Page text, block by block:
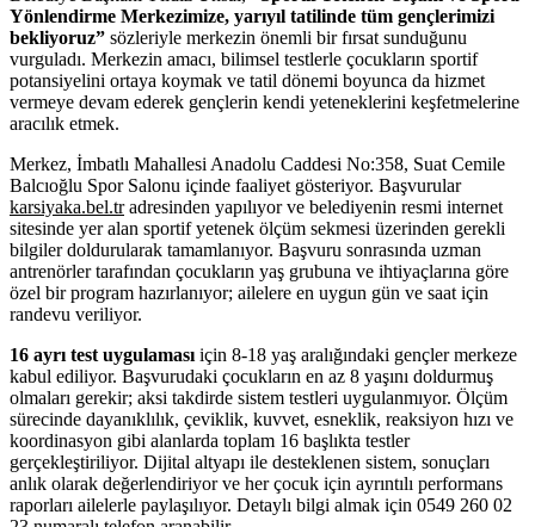
Yönlendirme Merkezimize, yarıyıl tatilinde tüm gençlerimizi
bekliyoruz” sözleriyle merkezin önemli bir fırsat sunduğunu
vurguladı. Merkezin amacı, bilimsel testlerle çocukların sportif
potansiyelini ortaya koymak ve tatil dönemi boyunca da hizmet
vermeye devam ederek gençlerin kendi yeteneklerini keşfetmelerine
aracılık etmek.
Merkez, İmbatlı Mahallesi Anadolu Caddesi No:358, Suat Cemile
Balcıoğlu Spor Salonu içinde faaliyet gösteriyor. Başvurular
karsiyaka.bel.tradresinden yapılıyor ve belediyenin resmi internet
sitesinde yer alan sportif yetenek ölçüm sekmesi üzerinden gerekli
bilgiler doldurularak tamamlanıyor. Başvuru sonrasında uzman
antrenörler tarafından çocukların yaş grubuna ve ihtiyaçlarına göre
özel bir program hazırlanıyor; ailelere en uygun gün ve saat için
randevu veriliyor.
16 ayrı test uygulaması için 8-18 yaş aralığındaki gençler merkeze
kabul ediliyor. Başvurudaki çocukların en az 8 yaşını doldurmuş
olmaları gerekir; aksi takdirde sistem testleri uygulanmıyor. Ölçüm
sürecinde dayanıklılık, çeviklik, kuvvet, esneklik, reaksiyon hızı ve
koordinasyon gibi alanlarda toplam 16 başlıkta testler
gerçekleştiriliyor. Dijital altyapı ile desteklenen sistem, sonuçları
anlık olarak değerlendiriyor ve her çocuk için ayrıntılı performans
raporları ailelerle paylaşılıyor. Detaylı bilgi almak için 0549 260 02